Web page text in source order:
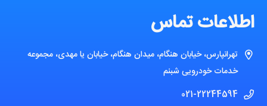
اطلاعات تماس
تهرانپارس، خیابان هنگام، میدان هنگام، خیابان یا مهدی، مجموعه
خدمات خودرویی شبنم
021-22244594